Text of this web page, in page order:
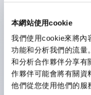
本網站使用cookie
我們使用cookie來將內
功能和分析我們的流量
和分析合作夥伴分享有
作夥伴可能會將有關資
他們從您使用他們的服
可清楚辨識正方平頭
燈時的顏色識別。
符合 ISO 3864-4 安
顏色表現更明確鮮明